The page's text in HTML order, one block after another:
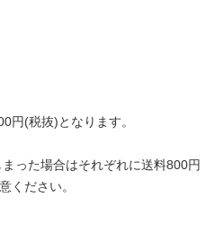
円(税抜)となります。
った場合はそれぞれに送料800円
ください。